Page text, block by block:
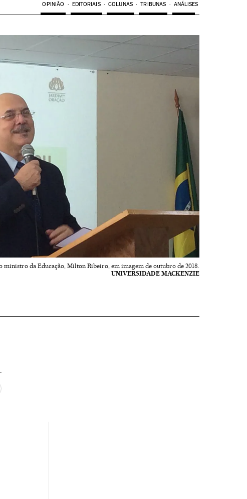
OPINIÃO EDITORIAIS COLUNAS TRIBUNAS ANÁLISES
ministro da Educação, Milton Ribeiro, em imagem de outubro de 2018.
UNIVERSIDADE MACKENZIE